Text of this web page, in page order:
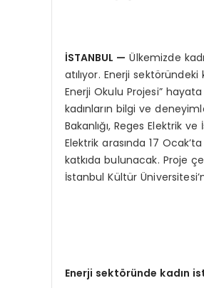
İSTANBUL — Ülkemizde
atılıyor. Enerji
Enerji Okulu Projesi”
kadınların bilgi ve
Bakanlığı, Reges Elektrik
Elektrik arasında 17
katkıda bulunacak. Proje
İstanbul Kültür
Enerji sektöründe kadın